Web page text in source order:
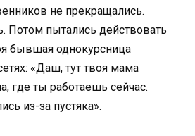
не прекращались.
Потом пытались действовать
бывшая однокурсница
«Даш, тут твоя мама
где ты работаешь сейчас.
из-за пустяка».